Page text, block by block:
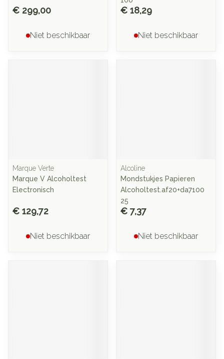
€ 299,00
Niet beschikbaar
€ 18,29
Niet beschikbaar
Marque Verte
Marque V Alcoholtest
Electronisch
€ 129,72
Niet beschikbaar
Alcoline
Mondstukjes Papieren
Alcoholtest.af20+da7100
25
€ 7,37
Niet beschikbaar